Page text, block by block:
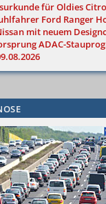
für Oldies
Ford Ranger
mit neuem
ADAC-